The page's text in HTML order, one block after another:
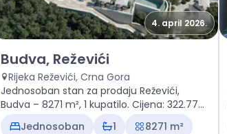
4. april 2026.
Prodaja - Stan Budva, Reževići
Budva, Reževići
Rijeka Reževići, Crna Gora
Jednosoban stan za prodaju Reževići,
Budva – 8271 m², 1 kupatilo. Cijena: 322.779
€
Jednosoban 1 8271 m²